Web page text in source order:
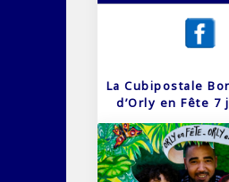
La Cubipostale
d’Orly en Fête 7